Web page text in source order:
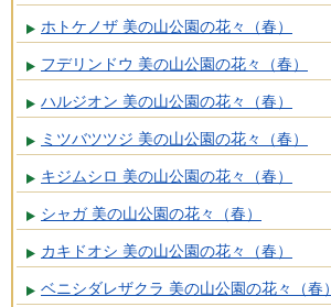
ホトケノザ 美の山公園の花々（春）
フデリンドウ 美の山公園の花々（春）
ハルジオン 美の山公園の花々（春）
ミツバツツジ 美の山公園の花々（春）
キジムシロ 美の山公園の花々（春）
シャガ 美の山公園の花々（春）
カキドオシ 美の山公園の花々（春）
ベニシダレザクラ 美の山公園の花々（春）